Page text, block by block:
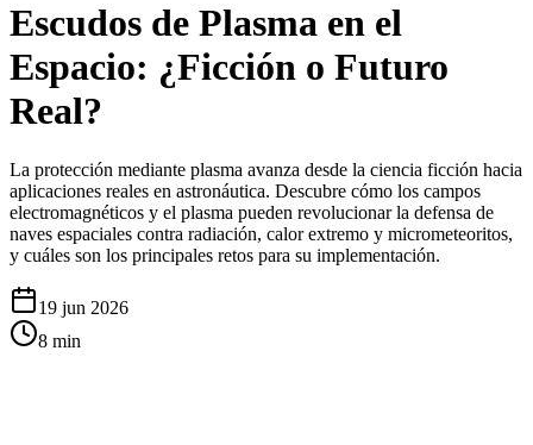
Escudos de Plasma en el
Espacio: ¿Ficción o Futuro
Real?
La protección mediante plasma avanza desde la ciencia ficción hacia
aplicaciones reales en astronáutica. Descubre cómo los campos
electromagnéticos y el plasma pueden revolucionar la defensa de
naves espaciales contra radiación, calor extremo y micrometeoritos,
y cuáles son los principales retos para su implementación.
19 jun 2026
8 min